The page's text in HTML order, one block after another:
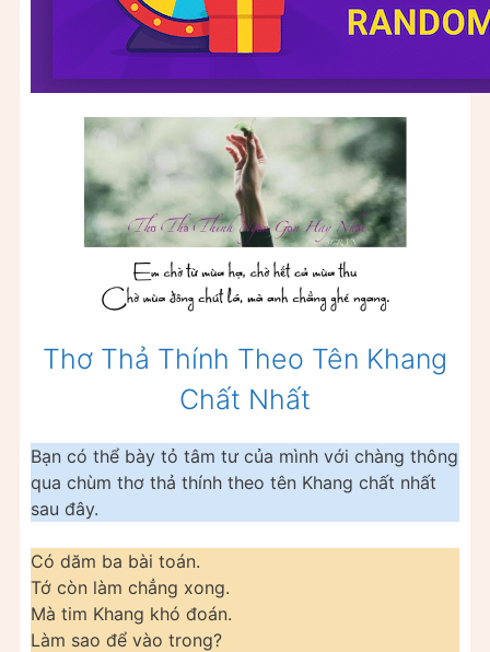
Thơ Thả Thính Theo Tên Khang
Chất Nhất
Bạn có thể bày tỏ tâm tư của mình với chàng thông
qua chùm thơ thả thính theo tên Khang chất nhất
sau đây.
Có dăm ba bài toán.
Tớ còn làm chẳng xong.
Mà tim Khang khó đoán.
Làm sao để vào trong?